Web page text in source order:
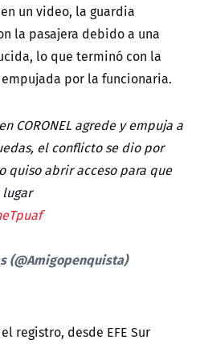
un video, la guardia
la pasajera debido a una
lo que terminó con la
por la funcionaria.
CORONEL agrede y empuja a
el conflicto se dio por
quiso abrir acceso para que
(@Amigopenquista)
registro, desde EFE Sur